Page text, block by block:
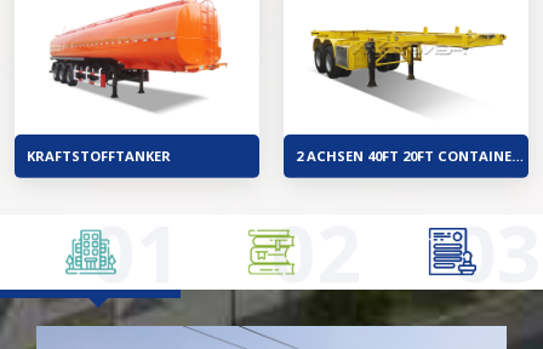
KRAFTSTOFFTANKER 2 ACHSEN 40FT 20FT CONTAINERSCHIFFSSKELETT-SATTELAUFLIEGER
01 02 03